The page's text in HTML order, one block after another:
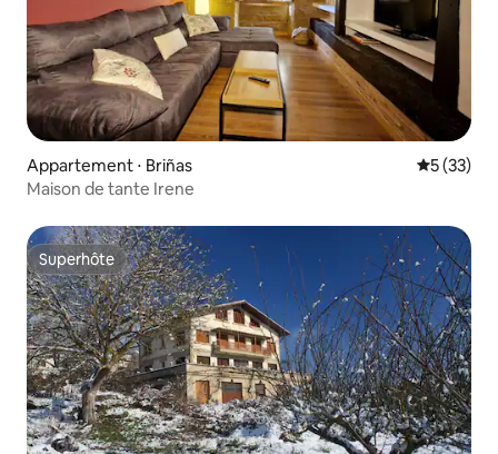
Appartement ⋅ Briñas
5 (33)
Maison de tante Irene
Superhôte
Superhôte